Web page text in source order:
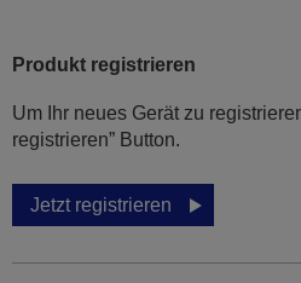
Produkt registrieren
Um Ihr neues Gerät zu
registrieren” Button.
Jetzt registrieren